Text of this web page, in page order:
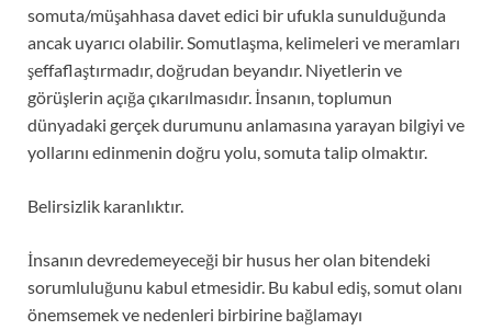
somuta/müşahhasa davet edici bir ufukla sunulduğunda
ancak uyarıcı olabilir. Somutlaşma, kelimeleri ve meramları
şeffaflaştırmadır, doğrudan beyandır. Niyetlerin ve
görüşlerin açığa çıkarılmasıdır. İnsanın, toplumun
dünyadaki gerçek durumunu anlamasına yarayan bilgiyi ve
yollarını edinmenin doğru yolu, somuta talip olmaktır.
Belirsizlik karanlıktır.
İnsanın devredemeyeceği bir husus her olan bitendeki
sorumluluğunu kabul etmesidir. Bu kabul ediş, somut olanı
önemsemek ve nedenleri birbirine bağlamayı